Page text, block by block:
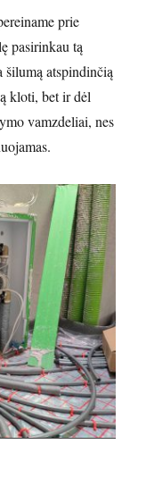
prie
pasirinkau tą
šilumą atspindinčią
kloti, bet ir dėl
vamzdeliai, nes